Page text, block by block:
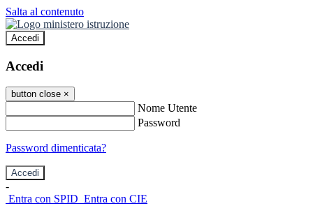
Salta al contenuto
Accedi
Accedi
button close ×
Nome Utente
Password
Password dimenticata?
-
Entra con SPID Entra con CIE